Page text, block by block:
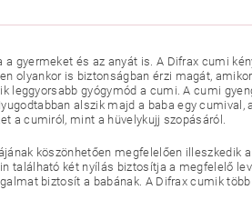
gyermeket és az anyát is. A Difrax cumi
olyankor is biztonságban érzi magát,
leggyorsabb gyógymód a cumi. A cumi
alszik majd a baba egy
a cumiról, mint a hüvelykujj szopásáról.
köszönhetően megfelelően illeszkedik
található két nyílás biztosítja a megfelelő
biztosít a babának. A Difrax cumik